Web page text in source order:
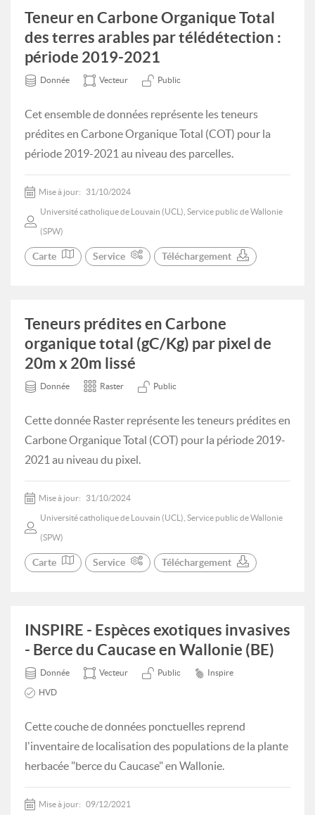
Teneur en Carbone Organique Total
des terres arables par télédétection :
période 2019-2021
Donnée Vecteur Public
Cet ensemble de données représente les teneurs
prédites en Carbone Organique Total (COT) pour la
période 2019-2021 au niveau des parcelles.
Mise à jour: 31/10/2024
Université catholique de Louvain (UCL), Service public de Wallonie
(SPW)
Carte Service Téléchargement
Teneurs prédites en Carbone
organique total (gC/Kg) par pixel de
20m x 20m lissé
Donnée Raster Public
Cette donnée Raster représente les teneurs prédites en
Carbone Organique Total (COT) pour la période 2019-
2021 au niveau du pixel.
Mise à jour: 31/10/2024
Université catholique de Louvain (UCL), Service public de Wallonie
(SPW)
Carte Service Téléchargement
INSPIRE - Espèces exotiques invasives
- Berce du Caucase en Wallonie (BE)
Donnée Vecteur Public Inspire
HVD
Cette couche de données ponctuelles reprend
l'inventaire de localisation des populations de la plante
herbacée "berce du Caucase" en Wallonie.
Mise à jour: 09/12/2021